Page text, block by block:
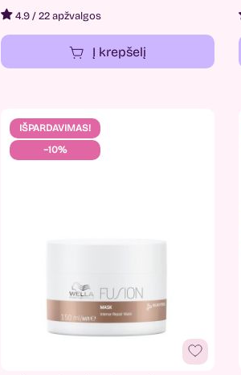
4.9/22 apžvalgos
Į krepšelį
IŠPARDAVIMAS!
−10%